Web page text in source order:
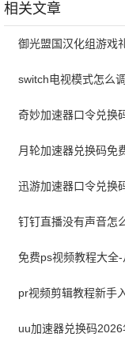
相关文章
御光盟国汉化组游戏
钉钉直播没有声音怎